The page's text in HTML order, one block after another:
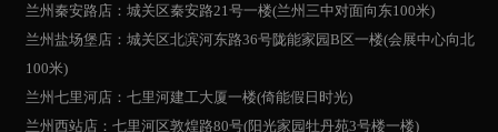
兰州秦安路店：城关区秦安路21号一楼(兰州三中对面向东100米)
兰州盐场堡店：城关区北滨河东路36号陇能家园B区一楼(会展中心向北
100米)
兰州七里河店：七里河建工大厦一楼(倚能假日时光)
兰州西站店：七里河区敦煌路80号(阳光家园牡丹苑3号楼一楼)